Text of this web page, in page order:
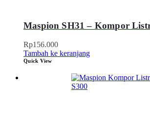
Maspion SH31 – Kompor
Rp156.000
Tambah ke keranjang
Quick View